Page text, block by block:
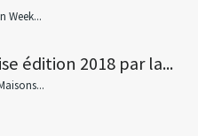
Week...
édition 2018 par la...